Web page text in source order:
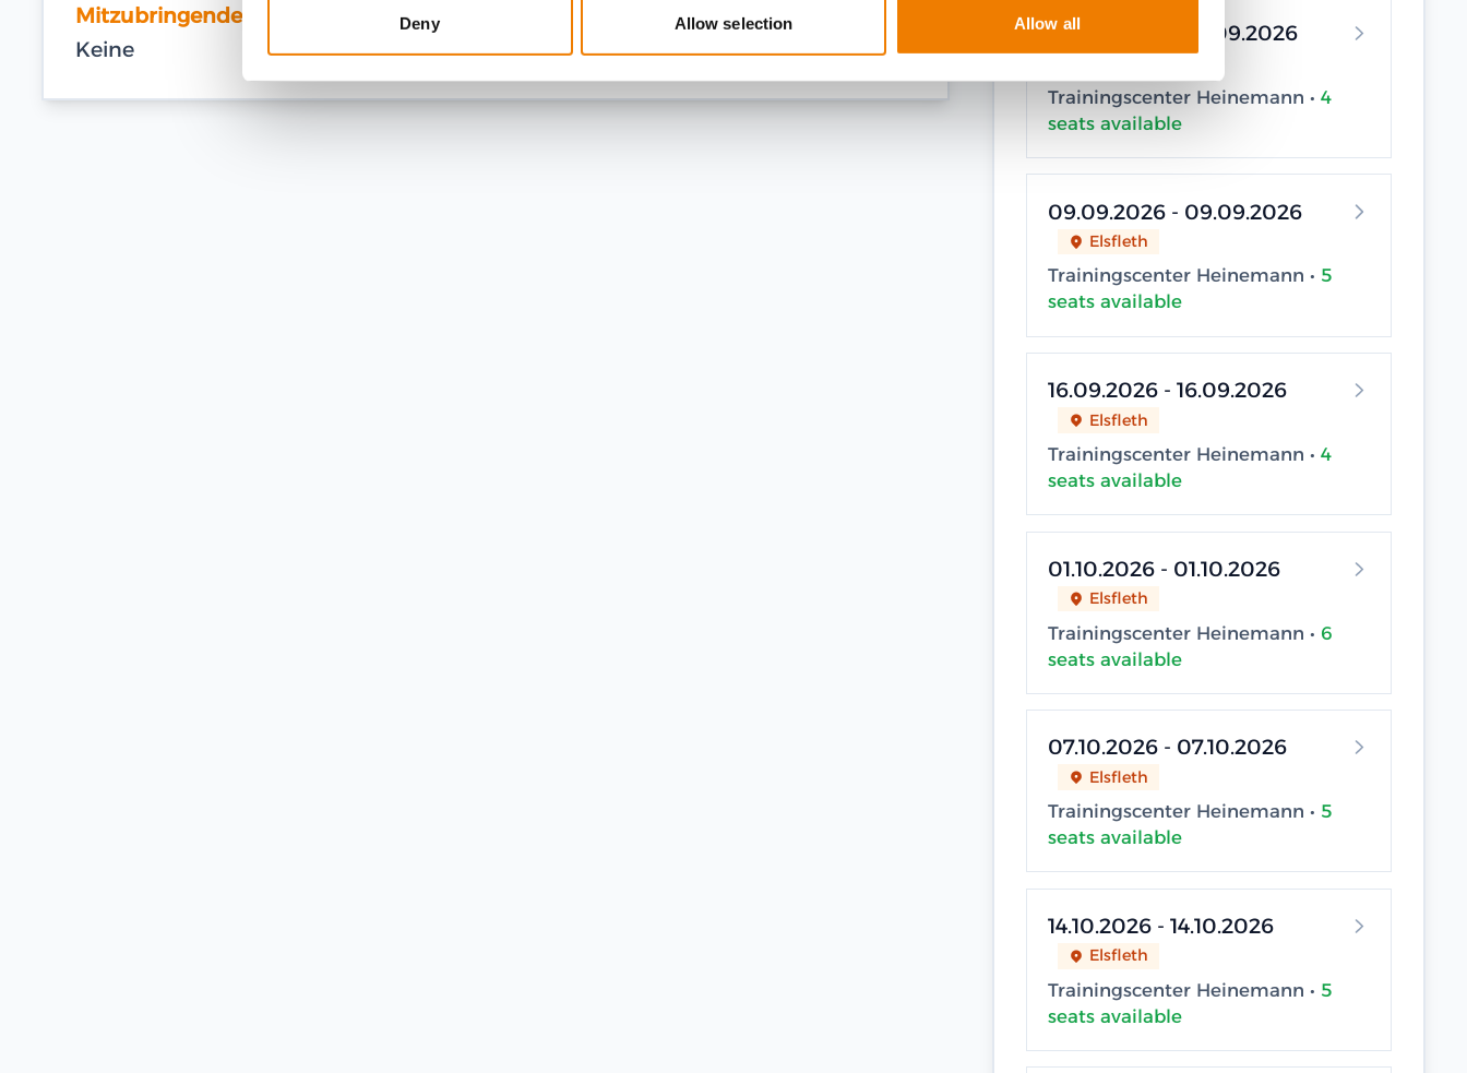
Deny Allow selection Allow all
Mitzubringende Ausrüstung
Keine
07.09.2026 - 07.09.2026
Trainingscenter Heinemann • 4
seats available
09.09.2026 - 09.09.2026
Elsfleth
Trainingscenter Heinemann • 5
seats available
16.09.2026 - 16.09.2026
Elsfleth
Trainingscenter Heinemann • 4
seats available
01.10.2026 - 01.10.2026
Elsfleth
Trainingscenter Heinemann • 6
seats available
07.10.2026 - 07.10.2026
Elsfleth
Trainingscenter Heinemann • 5
seats available
14.10.2026 - 14.10.2026
Elsfleth
Trainingscenter Heinemann • 5
seats available